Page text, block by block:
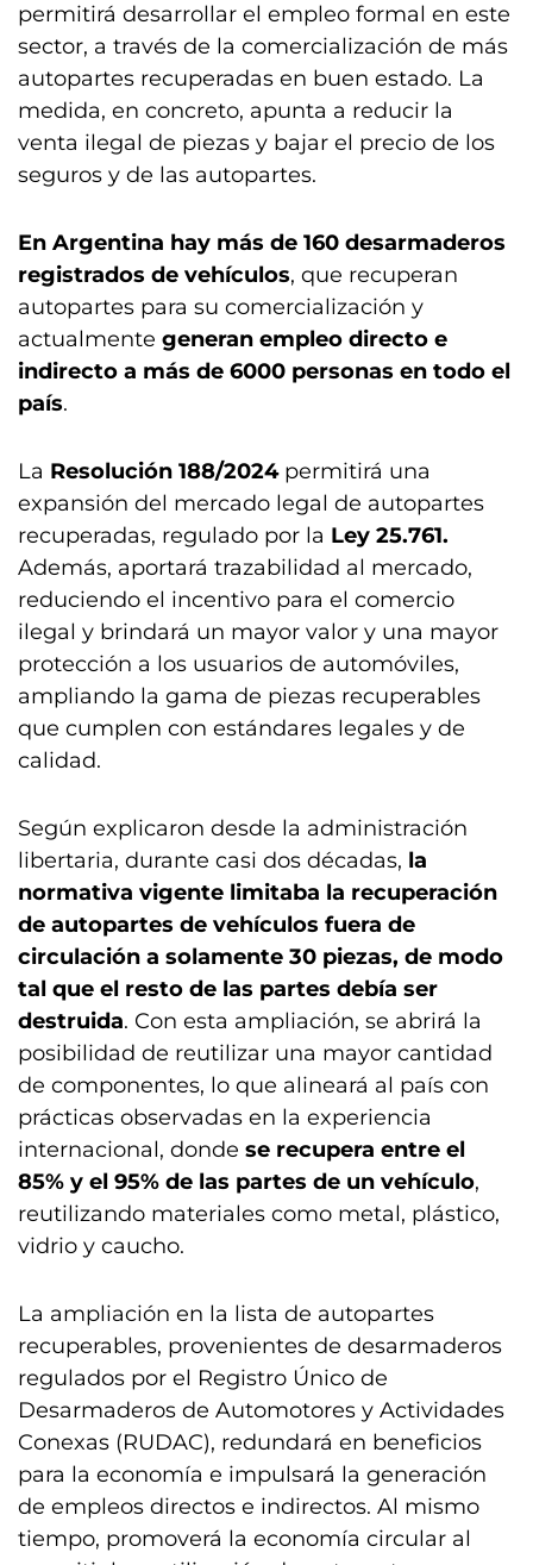
permitirá desarrollar el empleo formal en este
sector, a través de la comercialización de más
autopartes recuperadas en buen estado. La
medida, en concreto, apunta a reducir la
venta ilegal de piezas y bajar el precio de los
seguros y de las autopartes.
En Argentina hay más de 160 desarmaderos
registrados de vehículos, que recuperan
autopartes para su comercialización y
actualmente generan empleo directo e
indirecto a más de 6000 personas en todo el
país.
La Resolución 188/2024permitirá una
expansión del mercado legal de autopartes
recuperadas, regulado por la Ley 25.761.
Además, aportará trazabilidad al mercado,
reduciendo el incentivo para el comercio
ilegal y brindará un mayor valor y una mayor
protección a los usuarios de automóviles,
ampliando la gama de piezas recuperables
que cumplen con estándares legales y de
calidad.
Según explicaron desde la administración
libertaria, durante casi dos décadas, la
normativa vigente limitaba la recuperación
de autopartes de vehículos fuera de
circulación a solamente 30 piezas, de modo
tal que el resto de las partes debía ser
destruida. Con esta ampliación, se abrirá la
posibilidad de reutilizar una mayor cantidad
de componentes, lo que alineará al país con
prácticas observadas en la experiencia
internacional, donde se recupera entre el
85% y el 95% de las partes de un vehículo,
reutilizando materiales como metal, plástico,
vidrio y caucho.
La ampliación en la lista de autopartes
recuperables, provenientes de desarmaderos
regulados por el Registro Único de
Desarmaderos de Automotores y Actividades
Conexas (RUDAC), redundará en beneficios
para la economía e impulsará la generación
de empleos directos e indirectos. Al mismo
tiempo, promoverá la economía circular al